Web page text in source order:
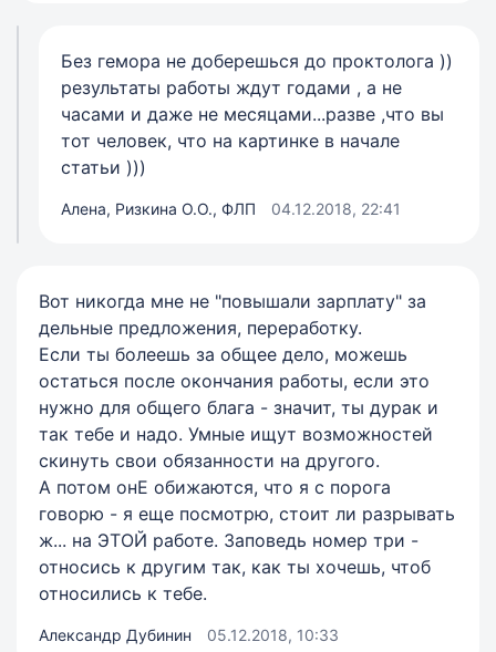
Без гемора не доберешься до проктолога ))
результаты работы ждут годами , а не
часами и даже не месяцами...разве ,что вы
тот человек, что на картинке в начале
статьи )))
Алена, Ризкина О.О., ФЛП 04.12.2018, 22:41
Вот никогда мне не "повышали зарплату" за
дельные предложения, переработку.
Если ты болеешь за общее дело, можешь
остаться после окончания работы, если это
нужно для общего блага - значит, ты дурак и
так тебе и надо. Умные ищут возможностей
скинуть свои обязанности на другого.
А потом онЕ обижаются, что я с порога
говорю - я еще посмотрю, стоит ли разрывать
ж... на ЭТОЙ работе. Заповедь номер три -
относись к другим так, как ты хочешь, чтоб
относились к тебе.
Александр Дубинин 05.12.2018, 10:33